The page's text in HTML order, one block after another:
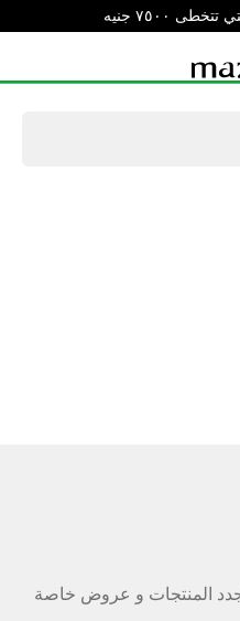
٧٥٠٠ جنيه
أجدد المنتجات و عروض خاصة